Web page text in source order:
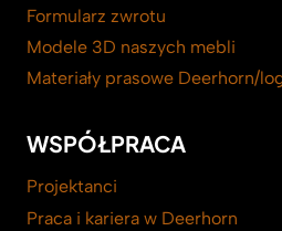
Formularz zwrotu
Modele 3D naszych mebli
Materiały prasowe Deerhorn/
WSPÓŁPRACA
Projektanci
Praca i kariera w Deerhorn